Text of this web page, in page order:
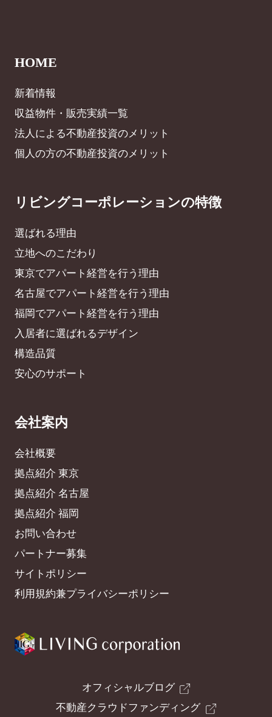
HOME
新着情報
収益物件・販売実績一覧
法人による不動産投資のメリット
個人の方の不動産投資のメリット
リビングコーポレーションの特徴
選ばれる理由
立地へのこだわり
東京でアパート経営を行う理由
名古屋でアパート経営を行う理由
福岡でアパート経営を行う理由
入居者に選ばれるデザイン
構造品質
安心のサポート
会社案内
会社概要
拠点紹介 東京
拠点紹介 名古屋
拠点紹介 福岡
お問い合わせ
パートナー募集
サイトポリシー
利用規約兼プライバシーポリシー
オフィシャルブログ
不動産クラウドファンディング